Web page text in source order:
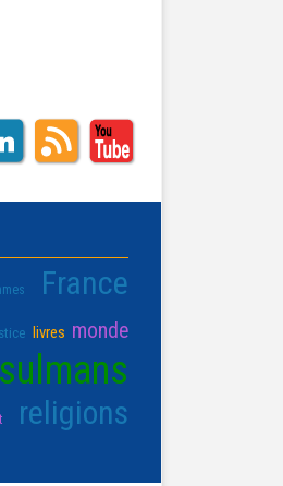
France
livres monde
religions